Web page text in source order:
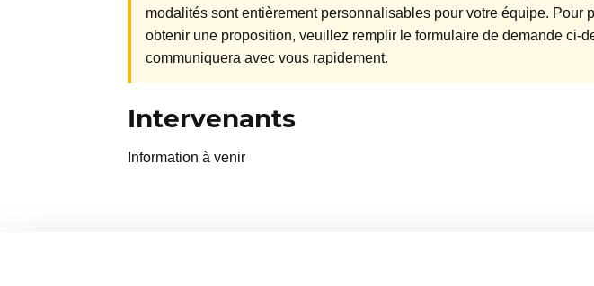
modalités sont entièrement personnalisables pour votre équipe. Pour
obtenir une proposition, veuillez remplir le formulaire de demande ci-
communiquera avec vous rapidement.
Intervenants
Information à venir